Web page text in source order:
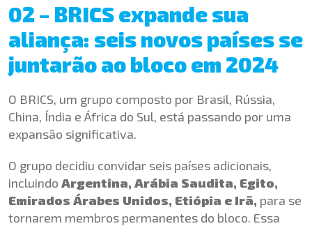
02 – BRICS expande sua
aliança: seis novos países se
juntarão ao bloco em 2024
O BRICS, um grupo composto por Brasil, Rússia,
China, Índia e África do Sul, está passando por uma
expansão significativa.
O grupo decidiu convidar seis países adicionais,
incluindo Argentina, Arábia Saudita, Egito,
Emirados Árabes Unidos, Etiópia e Irã, para se
tornarem membros permanentes do bloco. Essa